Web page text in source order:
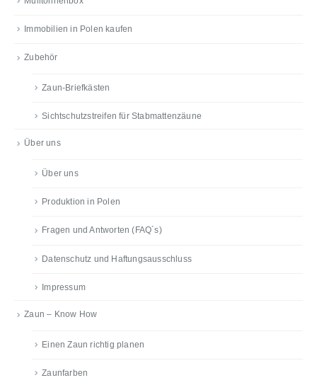
Immobilien in Polen kaufen
Zubehör
Zaun-Briefkästen
Sichtschutzstreifen für Stabmattenzäune
Über uns
Über uns
Produktion in Polen
Fragen und Antworten (FAQ´s)
Datenschutz und Haftungsausschluss
Impressum
Zaun – Know How
Einen Zaun richtig planen
Zaunfarben